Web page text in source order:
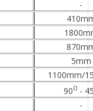
-
5mm
1100mm/
900 -
-